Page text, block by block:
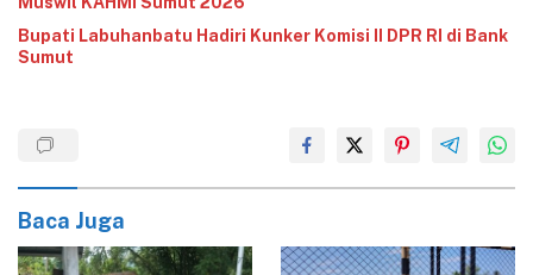
‎Bupati Labuhanbatu Hadiri Kunker Komisi II DPR RI di Bank
Sumut‎
Baca Juga